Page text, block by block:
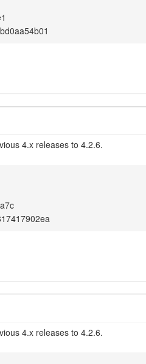
4.x releases to 4.2.6.
4.x releases to 4.2.6.